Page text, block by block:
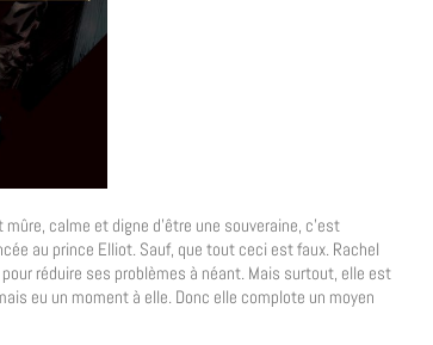
calme et digne d’être une souveraine, c’est
au prince Elliot. Sauf, que tout ceci est faux. Rachel
réduire ses problèmes à néant. Mais surtout, elle est
eu un moment à elle. Donc elle complote un moyen